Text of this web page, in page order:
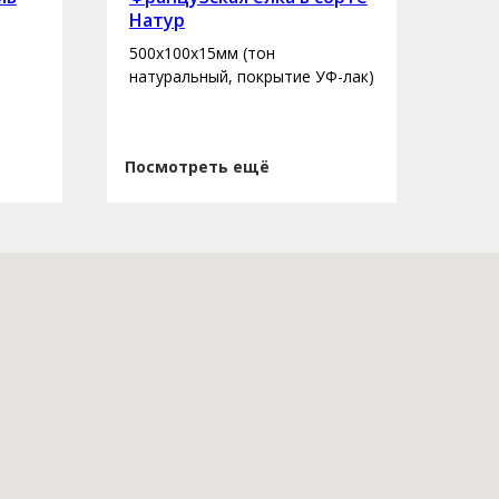
Натур
500х100х15мм (тон
натуральный, покрытие УФ-лак)
Посмотреть ещё